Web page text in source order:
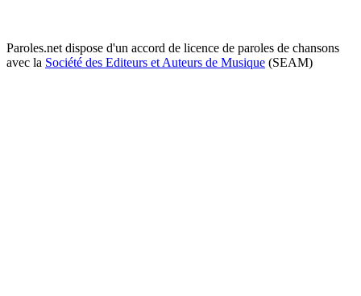
Paroles.net dispose d'un accord de licence de paroles de chansons
avec la Société des Editeurs et Auteurs de Musique (SEAM)